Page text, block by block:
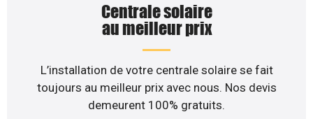
Centrale solaire
au meilleur prix
L’installation de votre centrale solaire se fait
toujours au meilleur prix avec nous. Nos devis
demeurent 100% gratuits.